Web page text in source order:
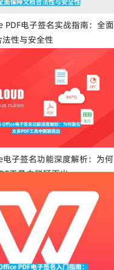
PDF电子签名实战指南：全面
性与安全性
电子签名功能深度解析：为何
工具中脱颖而出